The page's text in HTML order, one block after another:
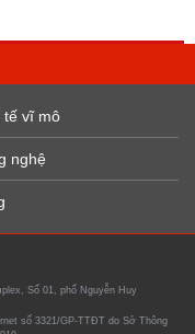
tế vĩ mô
nghệ
Số 01, phố Nguyễn Huy
số 3321/GP-TTĐT do Sở Thông